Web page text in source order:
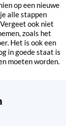
op een nieuwe
alle stappen
ook niet
zoals het
Het is ook een
in goede staat is
moeten worden.